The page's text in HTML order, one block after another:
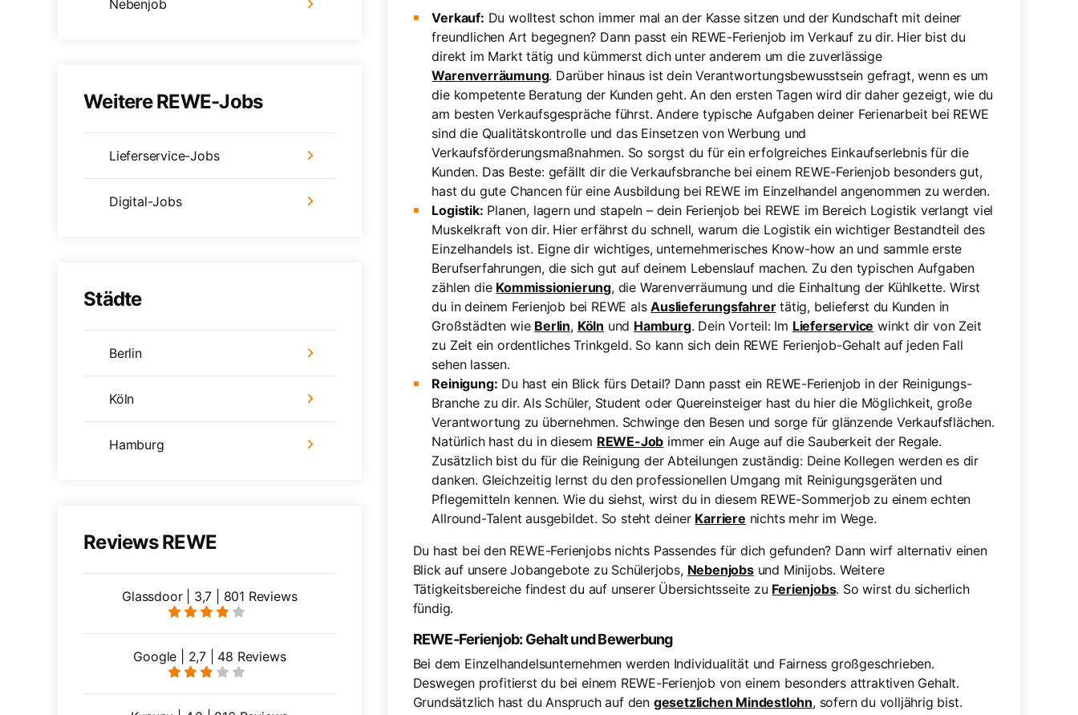
Nebenjob
Weitere REWE-Jobs
Lieferservice-Jobs
Digital-Jobs
Städte
Berlin
Köln
Hamburg
Reviews REWE
Glassdoor | 3,7 | 801 Reviews
Google | 2,7 | 48 Reviews
Verkauf: Du wolltest schon immer mal an der Kasse sitzen und der Kundschaft mit deiner
freundlichen Art begegnen? Dann passt ein REWE-Ferienjob im Verkauf zu dir. Hier bist du
direkt im Markt tätig und kümmerst dich unter anderem um die zuverlässige
Warenverräumung. Darüber hinaus ist dein Verantwortungsbewusstsein gefragt, wenn es um
die kompetente Beratung der Kunden geht. An den ersten Tagen wird dir daher gezeigt, wie du
am besten Verkaufsgespräche führst. Andere typische Aufgaben deiner Ferienarbeit bei REWE
sind die Qualitätskontrolle und das Einsetzen von Werbung und
Verkaufsförderungsmaßnahmen. So sorgst du für ein erfolgreiches Einkaufserlebnis für die
Kunden. Das Beste: gefällt dir die Verkaufsbranche bei einem REWE-Ferienjob besonders gut,
hast du gute Chancen für eine Ausbildung bei REWE im Einzelhandel angenommen zu werden.
Logistik: Planen, lagern und stapeln – dein Ferienjob bei REWE im Bereich Logistik verlangt viel
Muskelkraft von dir. Hier erfährst du schnell, warum die Logistik ein wichtiger Bestandteil des
Einzelhandels ist. Eigne dir wichtiges, unternehmerisches Know-how an und sammle erste
Berufserfahrungen, die sich gut auf deinem Lebenslauf machen. Zu den typischen Aufgaben
zählen die Kommissionierung, die Warenverräumung und die Einhaltung der Kühlkette. Wirst
du in deinem Ferienjob bei REWE alsAuslieferungsfahrertätig, belieferst du Kunden in
Großstädten wie Berlin, Köln und Hamburg. Dein Vorteil: Im Lieferservice winkt dir von Zeit
zu Zeit ein ordentliches Trinkgeld. So kann sich dein REWE Ferienjob-Gehalt auf jeden Fall
sehen lassen.
Reinigung: Du hast ein Blick fürs Detail? Dann passt ein REWE-Ferienjob in der Reinigungs-
Branche zu dir. Als Schüler, Student oder Quereinsteiger hast du hier die Möglichkeit, große
Verantwortung zu übernehmen. Schwinge den Besen und sorge für glänzende Verkaufsflächen.
Natürlich hast du in diesem REWE-Job immer ein Auge auf die Sauberkeit der Regale.
Zusätzlich bist du für die Reinigung der Abteilungen zuständig: Deine Kollegen werden es dir
danken. Gleichzeitig lernst du den professionellen Umgang mit Reinigungsgeräten und
Pflegemitteln kennen. Wie du siehst, wirst du in diesem REWE-Sommerjob zu einem echten
Allround-Talent ausgebildet. So steht deiner Karriere nichts mehr im Wege.
Du hast bei den REWE-Ferienjobs nichts Passendes für dich gefunden? Dann wirf alternativ einen
Blick auf unsere Jobangebote zu Schülerjobs, Nebenjobsund Minijobs. Weitere
Tätigkeitsbereiche findest du auf unserer Übersichtsseite zu Ferienjobs. So wirst du sicherlich
fündig.
REWE-Ferienjob: Gehalt und Bewerbung
Bei dem Einzelhandelsunternehmen werden Individualität und Fairness großgeschrieben.
Deswegen profitierst du bei einem REWE-Ferienjob von einem besonders attraktiven Gehalt.
Grundsätzlich hast du Anspruch auf den gesetzlichen Mindestlohn, sofern du volljährig bist.